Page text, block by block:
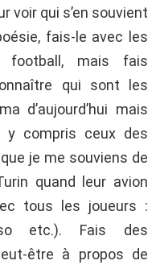
voir qui s’en souvient
fais-le avec les
football, mais fais
qui sont les
d’aujourd’hui mais
y compris ceux des
je me souviens de
quand leur avion
tous les joueurs :
etc.). Fais des
être à propos de